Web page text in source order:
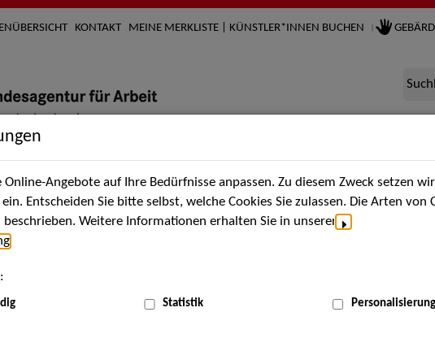
KONTAKT MEINE MERKLISTE | KÜNSTLER*INNEN BUCHEN
Künstler*innen Über uns Aktuelles Termine
MENÜ
Angebote auf Ihre Bedürfnisse anpassen. Zu diesem Zweck setzen wir
Entscheiden Sie bitte selbst, welche Cookies Sie zulassen. Die Arten von
Weitere Informationen erhalten Sie in unserer
Statistik Personalisierung